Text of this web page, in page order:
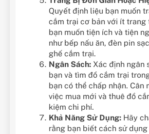
Quyết định liệu bạn muốn
cắm trại cơ bản với ít trang
bạn muốn tiện ích và tiện
như bếp nấu ăn, đèn pin
ghế cắm trại.
Ngân Sách: Xác định ngân
bạn và tìm đồ cắm trại
bạn có thể chấp nhận. Cân
việc mua mới và thuê đồ
kiệm chi phí.
Khả Năng Sử Dụng: Hãy
rằng bạn biết cách sử